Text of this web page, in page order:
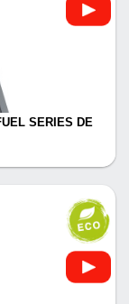
SERIES DE